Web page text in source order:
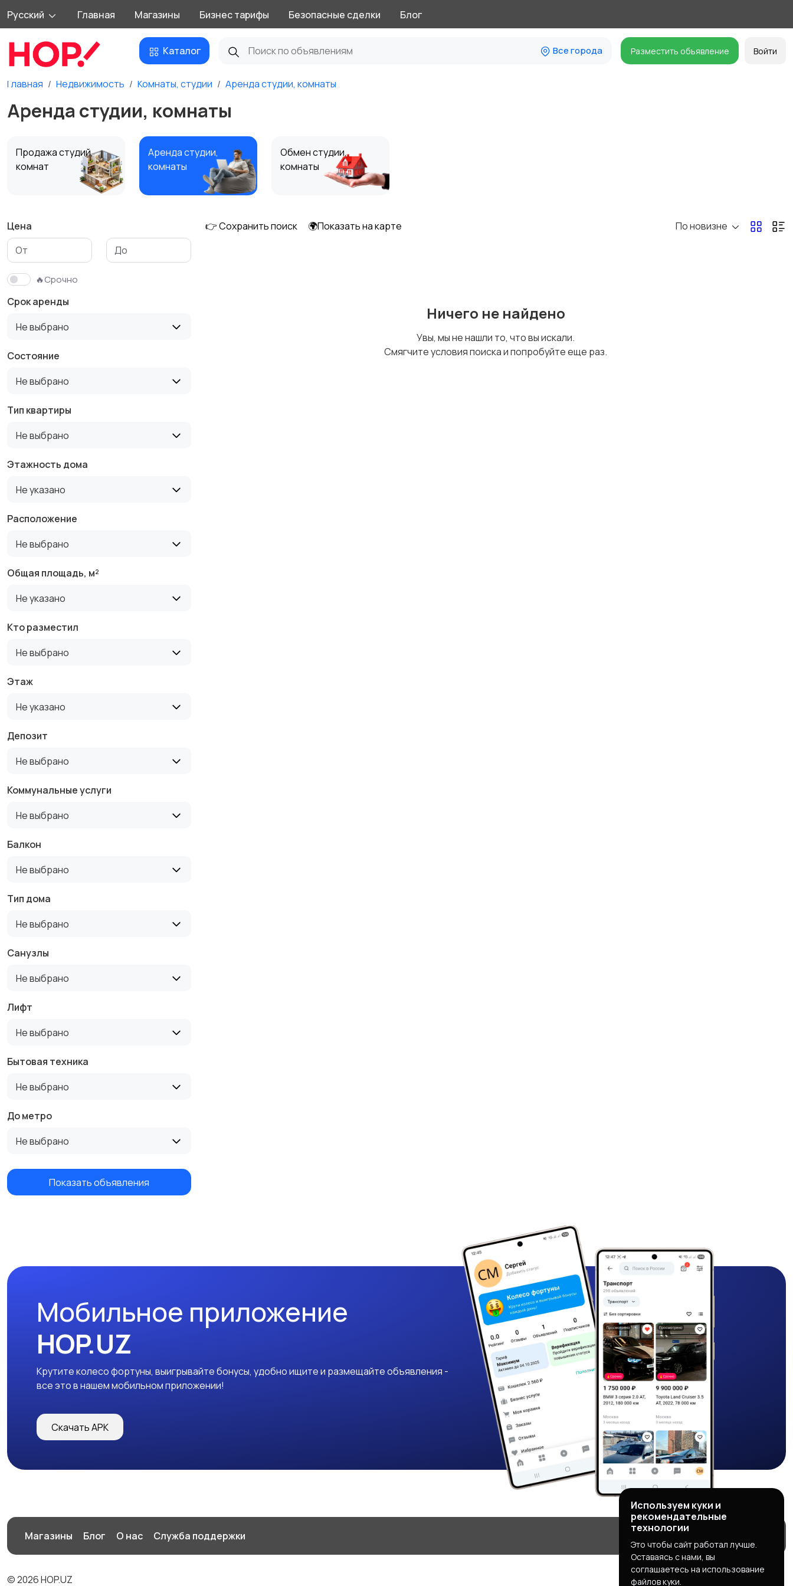
Русский Главная Магазины Бизнес тарифы Безопасные сделки Блог
Каталог Все города Разместить объявление Войти
Главная Недвижимость Комнаты, студии Аренда студии, комнаты
Аренда студии, комнаты
Продажа студий,
комнат
Аренда студии,
комнаты
Обмен студии,
комнаты
Цена
🔥Срочно
Срок аренды
Не выбрано
Состояние
Не выбрано
Тип квартиры
Не выбрано
Этажность дома
Не указано
Расположение
Не выбрано
Общая площадь, м²
Не указано
Кто разместил
Не выбрано
Этаж
Не указано
Депозит
Не выбрано
Коммунальные услуги
Не выбрано
Балкон
Не выбрано
Тип дома
Не выбрано
Санузлы
Не выбрано
Лифт
Не выбрано
Бытовая техника
Не выбрано
До метро
Не выбрано
Показать объявления
👉 Сохранить поиск 🌍Показать на карте По новизне
Ничего не найдено
Увы, мы не нашли то, что вы искали.
Смягчите условия поиска и попробуйте еще раз.
Мобильное приложение
HOP.UZ
Крутите колесо фортуны, выигрывайте бонусы, удобно ищите и размещайте объявления -
все это в нашем мобильном приложении!
Скачать APK
Магазины Блог О нас Служба поддержки
© 2026 HOP.UZ
Используем куки и
рекомендательные
технологии
Это чтобы сайт работал лучше.
Оставаясь с нами, вы
соглашаетесь на использование
файлов куки.